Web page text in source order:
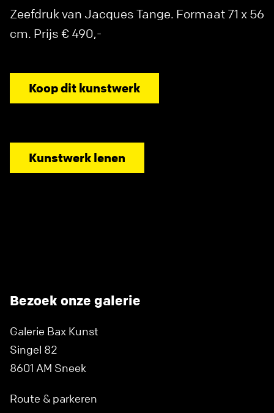
Zeefdruk van Jacques Tange. Formaat 71 x 56
cm. Prijs € 490,-
Koop dit kunstwerk
Kunstwerk lenen
Bezoek onze galerie
Galerie Bax Kunst
Singel 82
8601 AM Sneek
Route & parkeren